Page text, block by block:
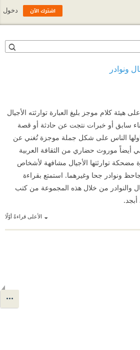
ونوادر
كلام موجز بليغ العبارة توارثته الأجيال
سابق أو خبرات نتجت عن حادثة أو قصة
عبرة لا تنسى٬ وتداولها الناس على شكل جملة موجزة تُغني عن
أيضاً موروث حضاري من الثقافة العربية
توارثتها الأجيال مشافهة لأشخاص
ونوادر جحا وغيرهما. استمتع بقراءة
والنوادر من خلال هذه المجموعة من كتب
أبجد.
الأعلى قراءةً أوّلًا
اشترك الآن دخول